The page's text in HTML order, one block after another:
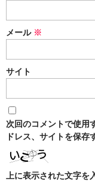
シーシャ
Hookahs
SHISHABUCKS
dschinni
メール ※
サイト
次回のコメントで使用
ドレス、サイトを保存
上に表示された文字を